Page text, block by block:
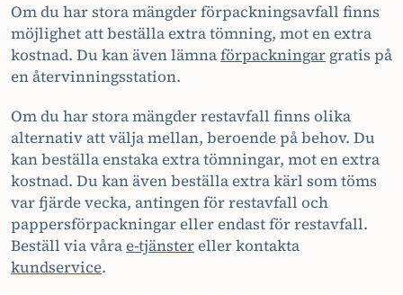
Om du har stora mängder förpackningsavfall finns
möjlighet att beställa extra tömning, mot en extra
kostnad. Du kan även lämnaförpackningar gratis på
en återvinningsstation.
Om du har stora mängder restavfall finns olika
alternativ att välja mellan, beroende på behov. Du
kan beställa enstaka extra tömningar, mot en extra
kostnad. Du kan även beställa extra kärl som töms
var fjärde vecka, antingen för restavfall och
pappersförpackningar eller endast för restavfall.
Beställ via vårae-tjänstereller kontakta
kundservice.